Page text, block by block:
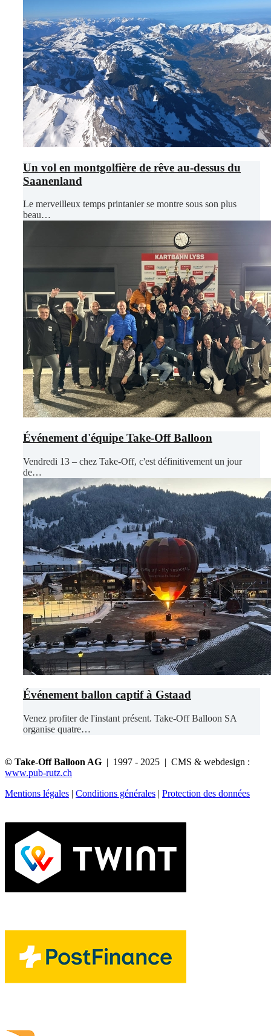
Un vol en montgolfière de rêve au-dessus du
Saanenland
Le merveilleux temps printanier se montre sous son plus
beau…
Événement d'équipe Take-Off Balloon
Vendredi 13 – chez Take-Off, c'est définitivement un jour
de…
Événement ballon captif à Gstaad
Venez profiter de l'instant présent. Take-Off Balloon SA
organise quatre…
© Take-Off Balloon AG | 1997 - 2025 | CMS & webdesign :
www.pub-rutz.ch
Mentions légales | Conditions générales | Protection des données